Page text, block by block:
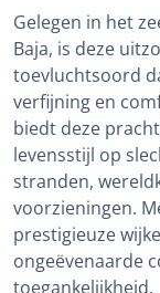
Gelegen in het
Baja, is deze
toevluchtsoord
verfijning en
biedt deze
levensstijl op
stranden,
voorzieningen.
prestigieuze
ongeëvenaarde
toegankelijkheid.